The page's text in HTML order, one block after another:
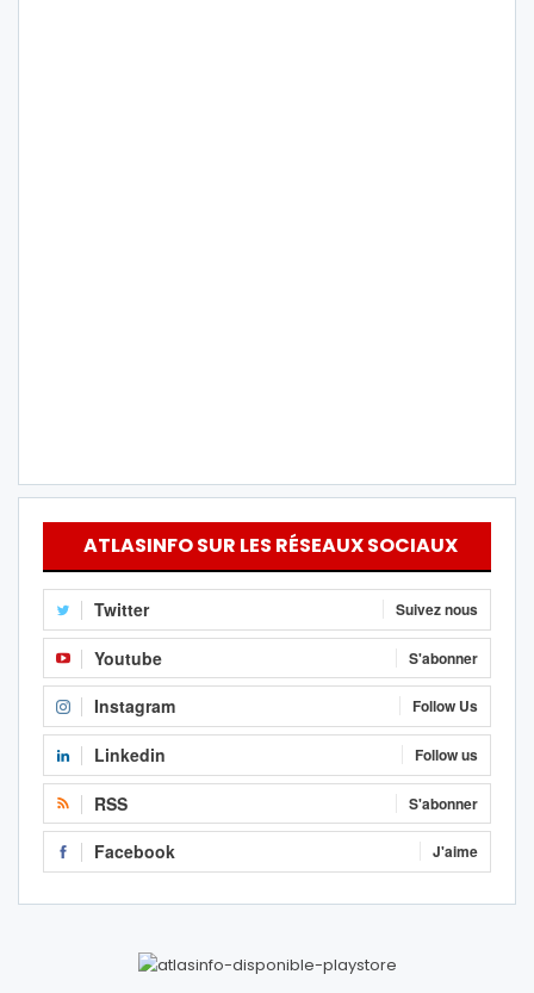
ATLASINFO SUR LES RÉSEAUX SOCIAUX
Twitter Suivez nous
Youtube S'abonner
Instagram Follow Us
Linkedin Follow us
RSS S'abonner
Facebook J'aime